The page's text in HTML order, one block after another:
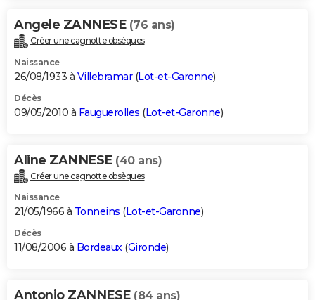
Angele ZANNESE (76 ans)
Créer une cagnotte obsèques
Naissance
26/08/1933 à Villebramar(Lot-et-Garonne)
Décès
09/05/2010 à Fauguerolles (Lot-et-Garonne)
Aline ZANNESE (40 ans)
Créer une cagnotte obsèques
Naissance
21/05/1966 à Tonneins (Lot-et-Garonne)
Décès
11/08/2006 à Bordeaux(Gironde)
Antonio ZANNESE (84 ans)